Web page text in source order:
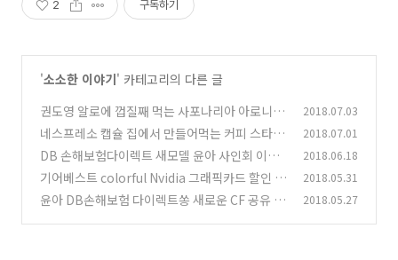
2 구독하기
'소소한 이야기' 카테고리의 다른 글
권도영 알로에 껍질째 먹는 사포나리아 아로니아
즙 주스 먹자 (0)
2018.07.03
네스프레소 캡슐 집에서 만들어먹는 커피 스타벅
스 캡슐도 탐나
(0)
2018.07.01
DB 손해보험다이렉트 새모델 윤아 사인회 이벤
트
(0)
2018.06.18
기어베스트 colorful Nvidia 그래픽카드 할인 정
보
(0)
2018.05.31
윤아 DB손해보험 다이렉트쏭 새로운 CF 공유 이
2018.05.27